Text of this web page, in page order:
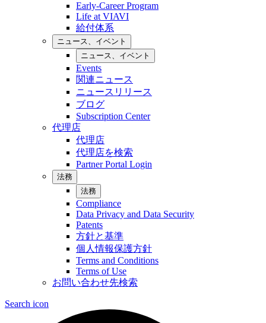
Early-Career Program
Life at VIAVI
給付体系
ニュース、イベント
ニュース、イベント
Events
関連ニュース
ニュースリリース
ブログ
Subscription Center
代理店
代理店
代理店を検索
Partner Portal Login
法務
法務
Compliance
Data Privacy and Data Security
Patents
方針と基準
個人情報保護方針
Terms and Conditions
Terms of Use
お問い合わせ先検索
Search icon